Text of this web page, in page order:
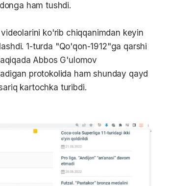
ham tushdi.
ko'rib chiqqanimdan keyin
1-turda "Qo'qon-1912"ga qarshi
Abbos G'ulomov
protokolida ham shunday qayd
kartochka turibdi.